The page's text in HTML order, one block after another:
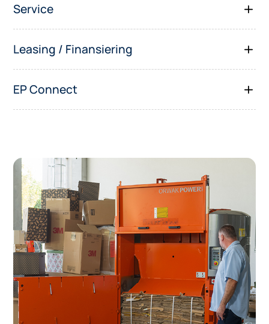
Service
Leasing / Finansiering
EP Connect